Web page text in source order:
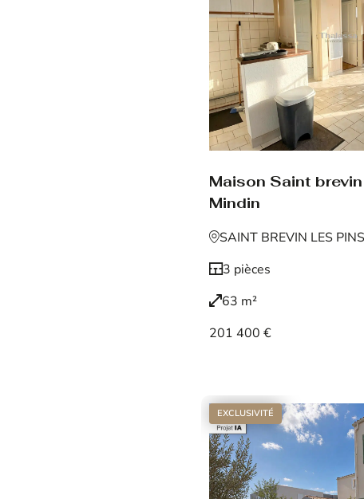
Maison Saint
Mindin
SAINT BREVIN LES PINS
3 pièces
63 m²
201 400 €
EXCLUSIVITÉ